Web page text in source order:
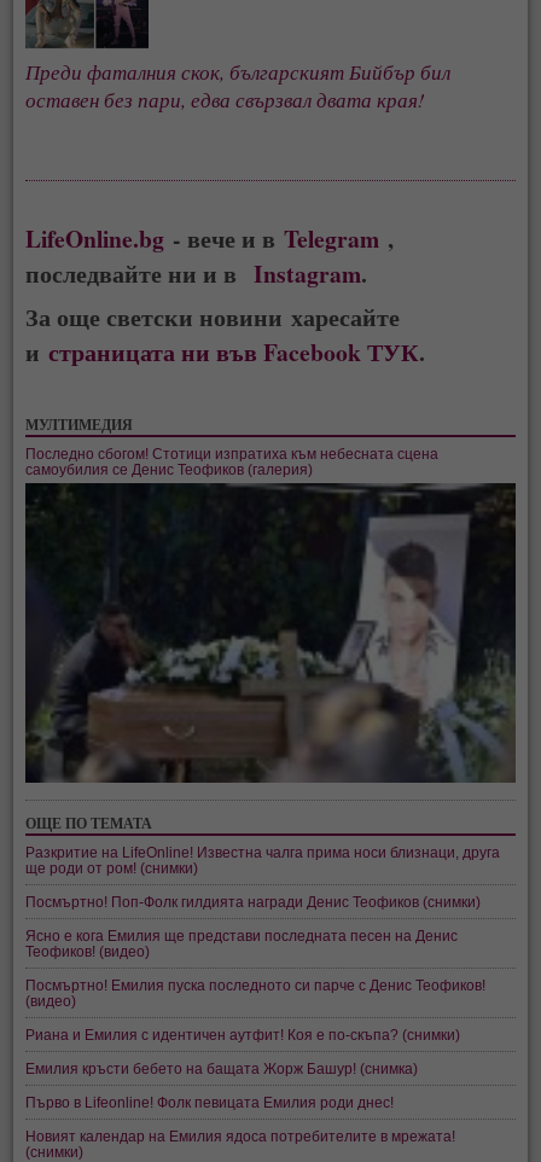
Преди фаталния скок, българският Бийбър бил
оставен без пари, едва свързвал двата края!
LifeOnline.bg - вече и вTelegram ,
последвайте ни и вInstagram.
За още светски новини харесайте
истраницата ни във Facebook ТУК.
МУЛТИМЕДИЯ
Последно сбогом! Стотици изпратиха към небесната сцена
самоубилия се Денис Теофиков (галерия)
ОЩЕ ПО ТЕМАТА
Разкритие на LifeOnline! Известна чалга прима носи близнаци, друга
ще роди от ром! (снимки)
Посмъртно! Поп-Фолк гилдията награди Денис Теофиков (снимки)
Ясно е кога Емилия ще представи последната песен на Денис
Теофиков! (видео)
Посмъртно! Емилия пуска последното си парче с Денис Теофиков!
(видео)
Риана и Емилия с идентичен аутфит! Коя е по-скъпа? (снимки)
Емилия кръсти бебето на бащата Жорж Башур! (снимка)
Първо в Lifeonline! Фолк певицата Емилия роди днес!
Новият календар на Емилия ядоса потребителите в мрежата!
(снимки)